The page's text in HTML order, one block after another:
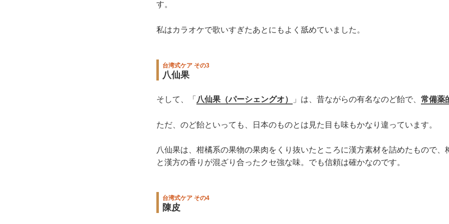
す。
私はカラオケで歌いすぎたあとにもよく舐めていました。
台湾式ケア その3
八仙果
そして、「 八仙果（パーシェングオ） 」は、昔ながらの有名なのど飴で、 常備薬
ただ、のど飴といっても、日本のものとは見た目も味もかなり違っています。
八仙果は、柑橘系の果物の果肉をくり抜いたところに漢方素材を詰めたもので、
と漢方の香りが混ざり合ったクセ強な味。でも信頼は確かなのです。
台湾式ケア その4
陳皮